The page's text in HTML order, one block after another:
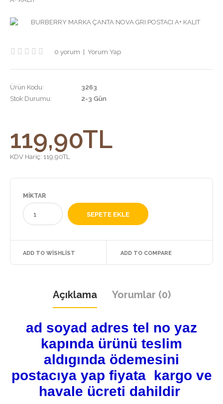
0 yorum Yorum Yap
Ürün Kodu:
3263
Stok Durumu:
2-3 Gün
119,90TL
KDV Hariç: 119,90TL
MIKTAR
ADD TO WISHLIST ADD TO COMPARE
Açıklama Yorumlar (0)
ad soyad adres tel no yaz
kapında ürünü teslim
aldıgında ödemesini
postacıya yap fiyata kargo ve
havale ücreti dahildir